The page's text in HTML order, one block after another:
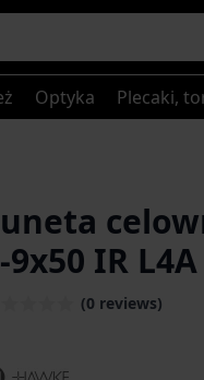
Optyka Plecaki,
9x50 IR
(0 reviews)
larger imageView larger